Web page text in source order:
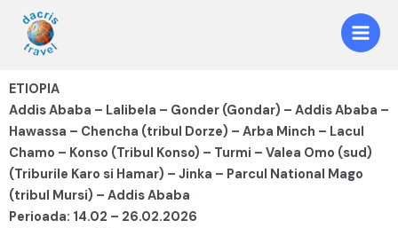
ETIOPIA
Addis Ababa – Lalibela – Gonder (Gondar) – Addis Ababa –
Hawassa – Chencha (tribul Dorze) – Arba Minch – Lacul
Chamo – Konso (Tribul Konso) – Turmi – Valea Omo (sud)
(Triburile Karo si Hamar) – Jinka – Parcul National Mago
(tribul Mursi) – Addis Ababa
Perioada: 14.02 – 26.02.2026